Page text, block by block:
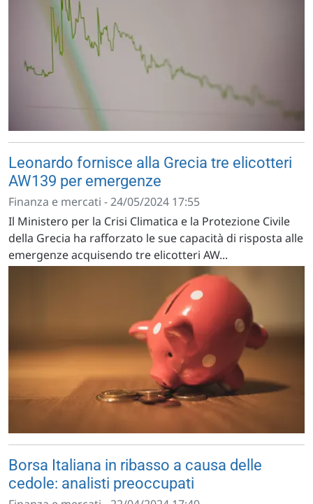
Leonardo fornisce alla Grecia tre elicotteri
AW139 per emergenze
Finanza e mercati - 24/05/2024 17:55
Il Ministero per la Crisi Climatica e la Protezione Civile
della Grecia ha rafforzato le sue capacità di risposta alle
emergenze acquisendo tre elicotteri AW...
Borsa Italiana in ribasso a causa delle
cedole: analisti preoccupati